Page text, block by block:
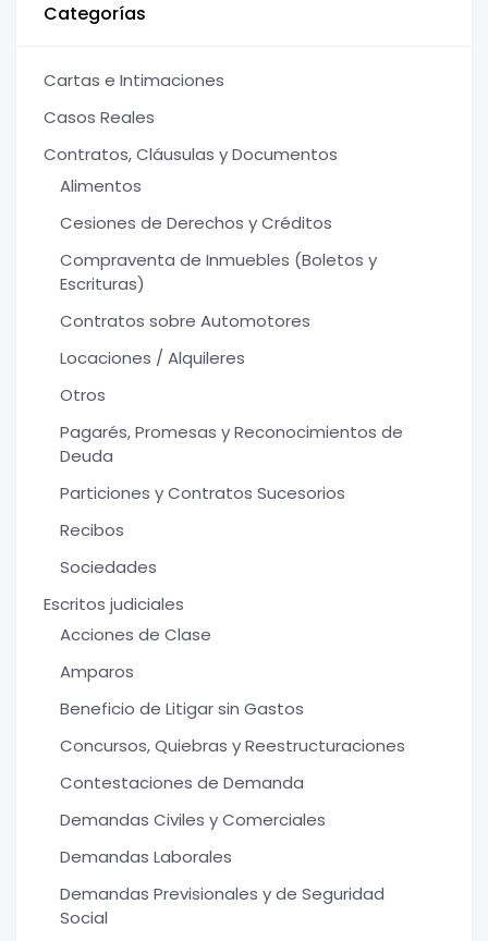
Categorías
Cartas e Intimaciones
Casos Reales
Contratos, Cláusulas y Documentos
Alimentos
Cesiones de Derechos y Créditos
Compraventa de Inmuebles (Boletos y
Escrituras)
Contratos sobre Automotores
Locaciones / Alquileres
Otros
Pagarés, Promesas y Reconocimientos de
Deuda
Particiones y Contratos Sucesorios
Recibos
Sociedades
Escritos judiciales
Acciones de Clase
Amparos
Beneficio de Litigar sin Gastos
Concursos, Quiebras y Reestructuraciones
Contestaciones de Demanda
Demandas Civiles y Comerciales
Demandas Laborales
Demandas Previsionales y de Seguridad
Social